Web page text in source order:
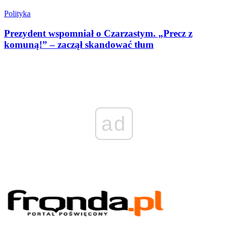
Polityka
Prezydent wspomniał o Czarzastym. „Precz z
komuną!” – zaczął skandować tłum
ad